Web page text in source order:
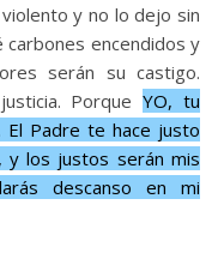
y no lo dejo sin
carbones encendidos y
serán su castigo.
PorqueYO, tu
El Padre te hace justo
los justos serán mis
descanso en mi